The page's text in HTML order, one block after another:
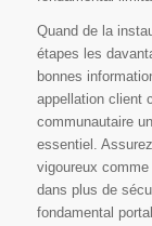
Quand de la
étapes les
bonnes
appellation client
communautaire
essentiel.
vigoureux
dans plus de
fondamental